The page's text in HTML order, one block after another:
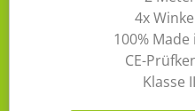
4x
100%
CE-
Klasse